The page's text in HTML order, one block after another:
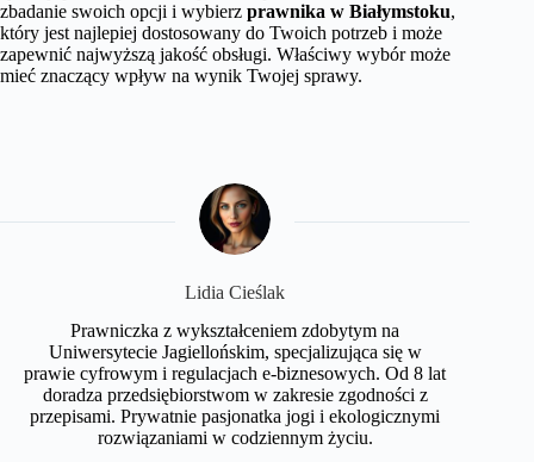
zbadanie swoich opcji i wybierz prawnika w Białymstoku,
który jest najlepiej dostosowany do Twoich potrzeb i może
zapewnić najwyższą jakość obsługi. Właściwy wybór może
mieć znaczący wpływ na wynik Twojej sprawy.
Lidia Cieślak
Prawniczka z wykształceniem zdobytym na
Uniwersytecie Jagiellońskim, specjalizująca się w
prawie cyfrowym i regulacjach e-biznesowych. Od 8 lat
doradza przedsiębiorstwom w zakresie zgodności z
przepisami. Prywatnie pasjonatka jogi i ekologicznymi
rozwiązaniami w codziennym życiu.